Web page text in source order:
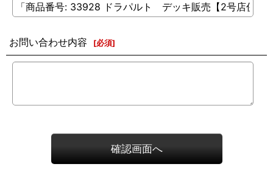
お問い合わせ内容 [必須]
確認画面へ